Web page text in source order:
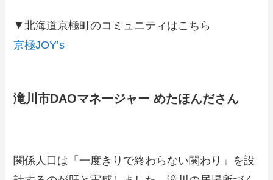
▼北海道京極町のコミュニティはこちら
京極JOY’s
滝川市DAOマネージャー めたほんださん
関係人口は「一度きりで終わらない関わり」を設